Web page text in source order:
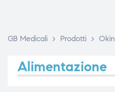
GB Medicali > Prodotti > Okin
Alimentazione